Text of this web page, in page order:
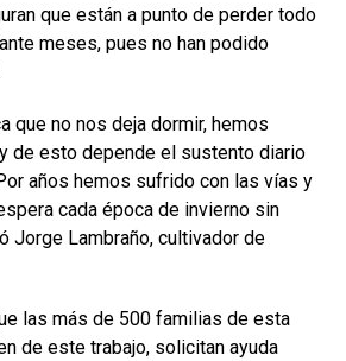
que están a punto de perder todo
meses, pues no han podido
que no nos deja dormir, hemos
de esto depende el sustento diario
años hemos sufrido con las vías y
cada época de invierno sin
Jorge Lambraño, cultivador de
las más de 500 familias de esta
de este trabajo, solicitan ayuda